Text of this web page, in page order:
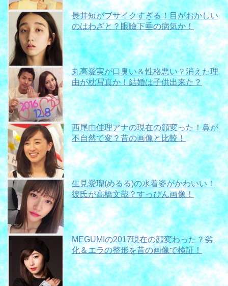
長井短がブサイクすぎる！目がおかしい
のはわざと？眼瞼下垂の病気か！
丸高愛実が口臭い＆性格悪い？消えた理
由が枕写真か！結婚は子供出来た？
西尾由佳理アナの現在の顔変った！鼻が
不自然で変？昔の画像と比較！
生見愛瑠(めるる)の水着姿がかわいい！
彼氏が高橋文哉？すっぴん画像！
MEGUMIの2017現在の顔変わった？劣
化＆エラの整形を昔の画像で検証！